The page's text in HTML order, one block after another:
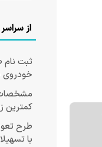
از
ثبت نام
خودروی
مشخصات
کمترین
طرح
با